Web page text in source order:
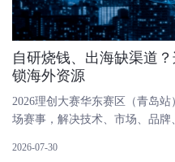
自研烧钱、出海缺渠道
锁海外资源
2026理创大赛华东赛区（青岛
场赛事，解决技术、市场、品牌
2026-07-30